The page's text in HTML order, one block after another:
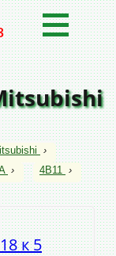
›
› 4B11 ›
к 5